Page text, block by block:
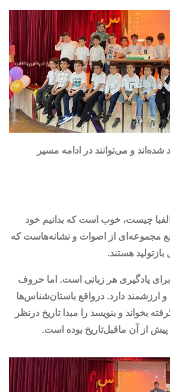
شده‌اند و می‌توانند در ادامه مسیر
چیست، خوب است که بدانیم خود
مجموعه‌ای از اصوات و نشانه‌هاست که
بازتولید هستند.
برای یادگیری هر زبانی است. اما حروف
و ارزشمند دارد. درواقع باستان‌شناس‌ها
بخواند و بنویسد را مبدا تاریخ درنظر
از آن ماقبل‌تاریخ بوده است.